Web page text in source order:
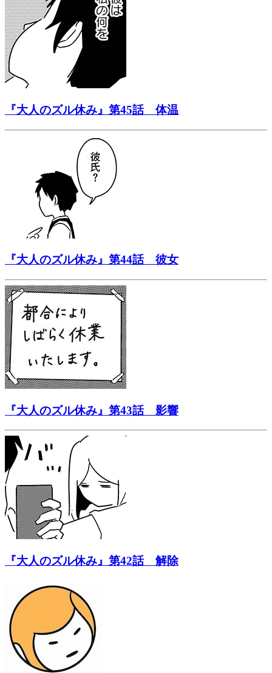
『大人のズル休み』第45話 体温
『大人のズル休み』第44話 彼女
『大人のズル休み』第43話 影響
『大人のズル休み』第42話 解除